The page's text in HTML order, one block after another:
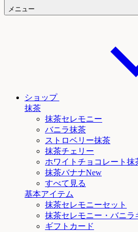
メニュー
ショップ
抹茶
抹茶セレモニー
バニラ抹茶
ストロベリー抹茶
抹茶チェリー
ホワイトチョコレート抹
抹茶バナナNew
すべて見る
基本アイテム
抹茶セレモニーセット
抹茶セレモニー ・バニラ
ギフトカード